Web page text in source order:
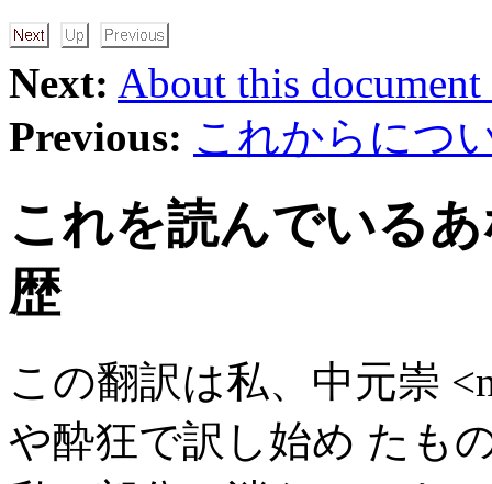
Next: About this document
Previous: これからにつ
これを読んでいる
歴
この翻訳は私、中元崇
や酔狂で訳し始め たも